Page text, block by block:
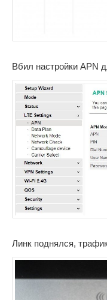
Вбил настройки APN
Линк поднялся,